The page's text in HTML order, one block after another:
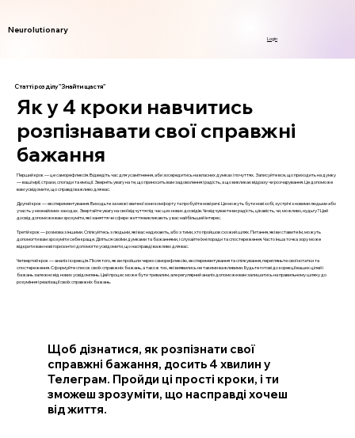
Neurolutionary
Login
Статті розділу "Знайти щастя"
Як у 4 кроки навчитись
розпізнавати свої справжні
бажання
Перший крок — це саморефлексія. Відведіть час для усамітнення, аби зосередитись на власних думках і почуттях. Записуйте все, що приходить на думку
— ваші мрії, страхи, спогади та емоції. Зверніть увагу на те, що приносить вам задоволення і радість, а що викликає відразу чи розчарування. Це допоможе
вам усвідомити, що справді важливо для вас.
Другий крок — експериментування. Виходьте за межі звичної зони комфорту та пробуйте нові речі. Це можуть бути нові хобі, зустрічі з новими людьми або
участь у незнайомих заходах. Звертайте увагу на свої відчуття під час цих нових досвідів. Чи відчуваєте ви радість, цікавість, чи, можливо, нудьгу? Цей
досвід допоможе вам зрозуміти, які заняття чи сфери життя викликають у вас найбільший інтерес.
Третій крок — розмова з іншими. Спілкуйтесь з людьми, які вас надихають, або з тими, хто пройшов схожий шлях. Питання, які ви ставите їм, можуть
допомогти вам зрозуміти себе краще. Діліться своїми думками та бажаннями, і слухайте їхні поради та спостереження. Часто інша точка зору може
відкрити вам нові горизонти і допомогти усвідомити, що насправді важливо для вас.
Четвертий крок — аналіз і корекція. Після того, як ви пройшли через саморефлексію, експериментування та спілкування, перегляньте свої нотатки та
спостереження. Сформуйте список своїх справжніх бажань, а також тих, які виявились не такими важливими. Будьте готові до корекції ваших цілей і
бажань залежно від нових усвідомлень. Цей процес може бути тривалим, але регулярний аналіз допоможе вам залишатись на правильному шляху до
розуміння і реалізації своїх справжніх бажань.
Щоб дізнатися, як розпізнати свої
справжні бажання, досить 4 хвилин у
Телеграм. Пройди ці прості кроки, і ти
зможеш зрозуміти, що насправді хочеш
від життя.